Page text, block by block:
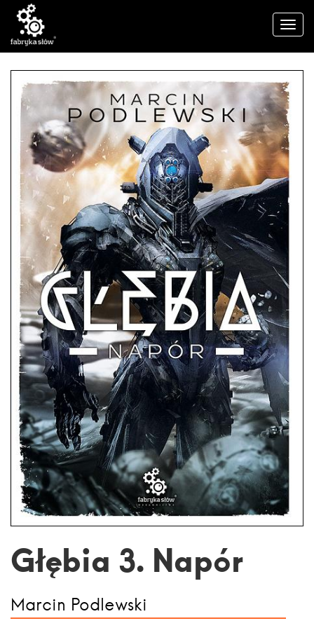
Głębia 3. Napór
Marcin Podlewski